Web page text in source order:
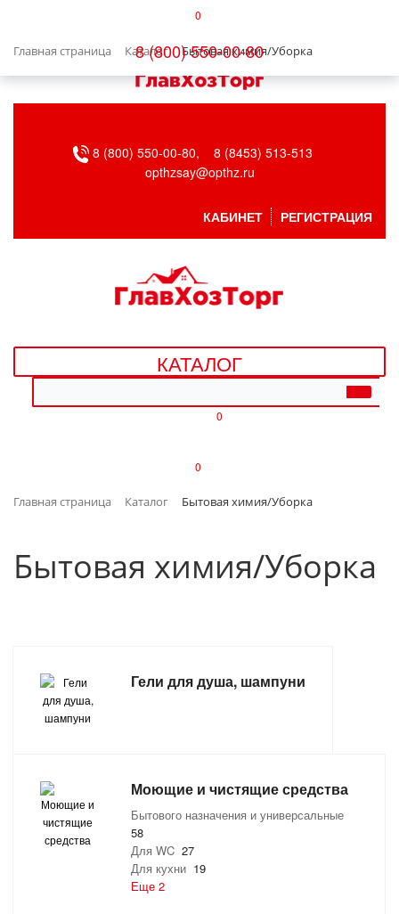
0
8 (800) 550-00-80
Главная страница Каталог Бытовая химия/Уборка
БЫТОВАЯ ТЕХНИКА
ВЕНТИЛЯЦИЯ
ДАЧА, САД И ОГОРОД
ДЕТСКИЕ ТОВАРЫ
ИНТЕРЬЕР
КАНЦТОВАРЫ
ЛАКОКРАСОЧНЫЕ МАТЕРИАЛЫ
ПОСУДА
САНТЕХНИКА
СВАРОЧНОЕ ОБОРУДОВАНИЕ И МАТЕРИАЛЫ
8 (800) 550-00-80,
8 (8453) 513-513
opthzsay@opthz.ru
КАБИНЕТ РЕГИСТРАЦИЯ
КАТАЛОГ
0
0
Главная страница Каталог Бытовая химия/Уборка
Бытовая химия/Уборка
Гели для душа, шампуни
Моющие и чистящие средства
Бытового назначения и универсальные
58
Для WC 27
Для кухни 19
Еще 2